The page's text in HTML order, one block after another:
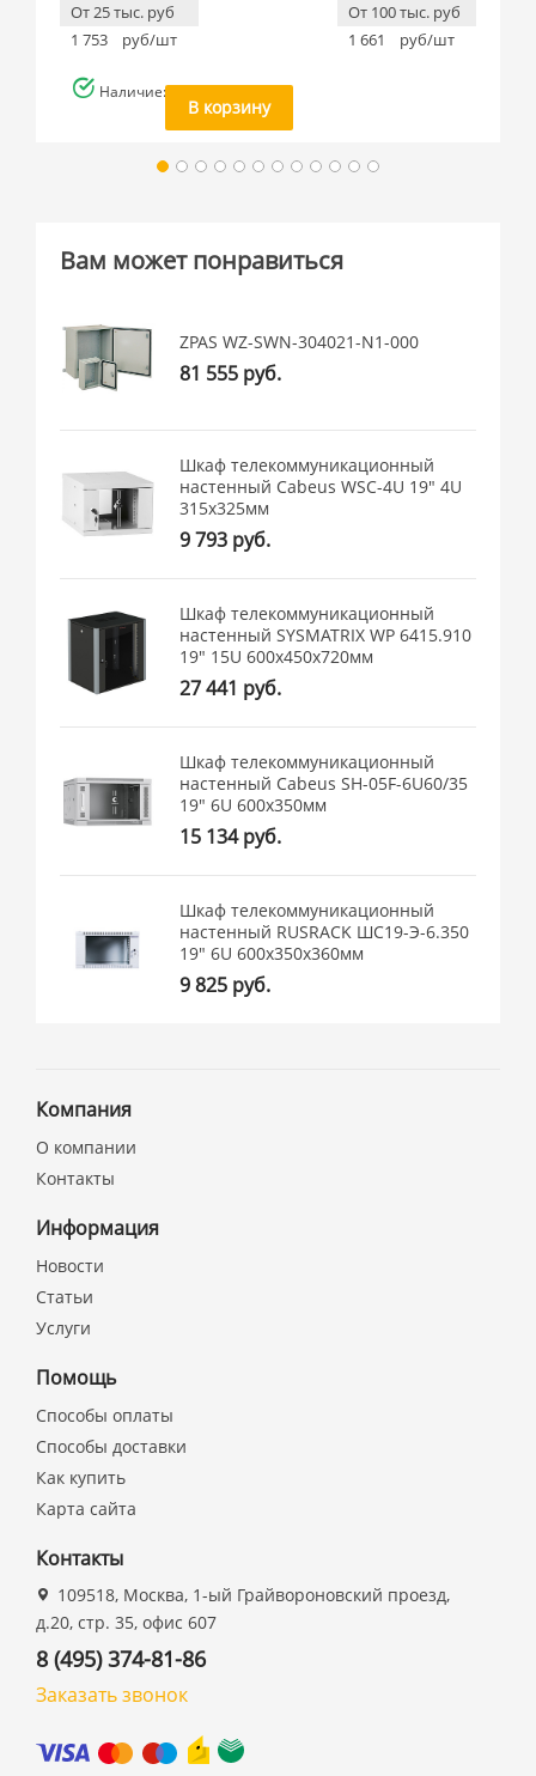
От 25 тыс. руб
1 753
руб/шт
От 100 тыс. руб
1 661
руб/шт
Наличие: много
В корзину
Вам может понравиться
ZPAS WZ-SWN-304021-N1-000
81 555 руб.
Шкаф телекоммуникационный
настенный Cabeus WSC-4U 19" 4U
315x325мм
9 793 руб.
Шкаф телекоммуникационный
настенный SYSMATRIX WP 6415.910
19" 15U 600x450x720мм
27 441 руб.
Шкаф телекоммуникационный
настенный Cabeus SH-05F-6U60/35
19" 6U 600x350мм
15 134 руб.
Шкаф телекоммуникационный
настенный RUSRACK ШС19-Э-6.350
19" 6U 600x350x360мм
9 825 руб.
Компания
О компании
Контакты
Информация
Новости
Статьи
Услуги
Помощь
Способы оплаты
Способы доставки
Как купить
Карта сайта
Контакты
109518, Москва, 1-ый Грайвороновский проезд,
д.20, стр. 35, офис 607
8 (495) 374-81-86
Заказать звонок